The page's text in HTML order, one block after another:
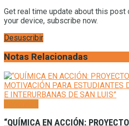
Get real time update about this
your device, subscribe now.
Desuscribir
Notas Relacionadas
“QUÍMICA EN ACCIÓN: